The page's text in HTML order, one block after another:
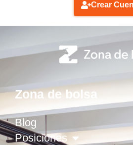
Crear
Zona de bolsa
Blog
Posiciones